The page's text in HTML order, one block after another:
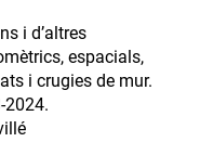
i d’altres
espacials,
i crugies de mur.
2024.